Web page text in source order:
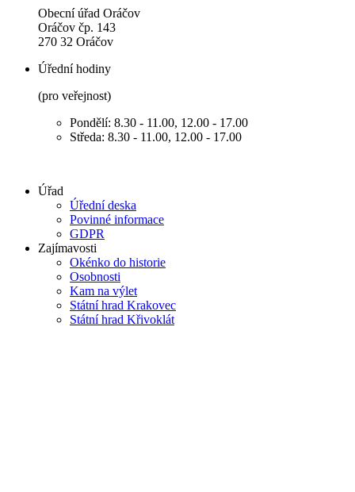
Obecní úřad Oráčov
Oráčov čp. 143
270 32 Oráčov
Úřední hodiny
(pro veřejnost)
Pondělí: 8.30 - 11.00, 12.00 - 17.00
Středa: 8.30 - 11.00, 12.00 - 17.00
Úřad
Úřední deska
Povinné informace
GDPR
Zajímavosti
Okénko do historie
Osobnosti
Kam na výlet
Státní hrad Krakovec
Státní hrad Křivoklát